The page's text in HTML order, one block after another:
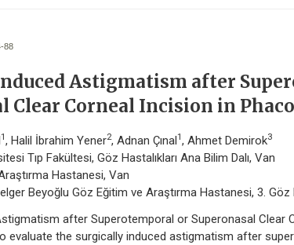
88
Astigmatism after
Clear Corneal Incision in
1 , Halil İbrahim Yener2, Adnan Çınal1 , Ahmet Demirok3
Tıp Fakültesi, Göz Hastalıkları Ana Bilim Dalı, Van
Hastanesi, Van
Beyoğlu Göz Eğitim ve Araştırma Hastanesi, 3. Göz
after Superotemporal or Superonasal Clear
evaluate the surgically induced astigmatism after